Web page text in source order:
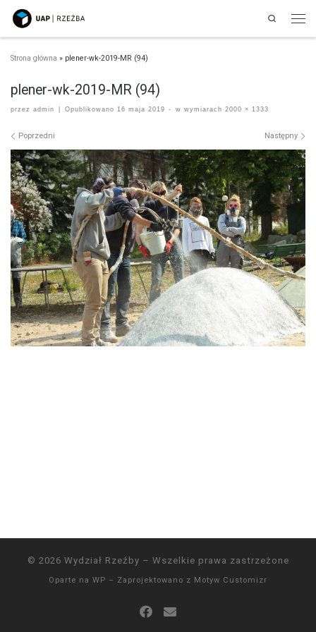
Przejdź do treści
Search
Strona główna » plener-wk-2019-MR (94)
plener-wk-2019-MR (94)
przez admin Opublikowano 16 maja 2019 - w wymiarach 2000 × 1333
Nawigacja po obrazach
Poprzedni Następny
© 2026 Wydział Rzeźby – Wszelkie prawa zastrzeżone
Oparte na WP – Zaprojektowano z Motyw Customizr